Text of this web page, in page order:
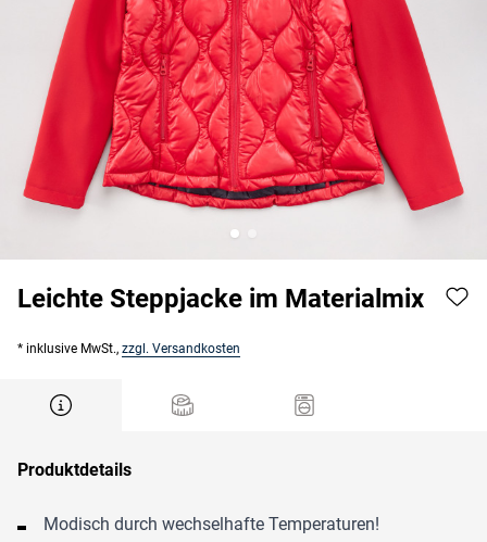
Leichte Steppjacke im Materialmix
* inklusive MwSt., zzgl. Versandkosten
Produktdetails
Modisch durch wechselhafte Temperaturen!